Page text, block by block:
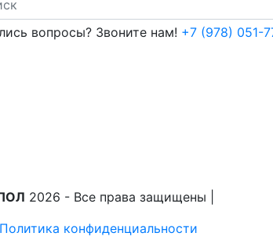
вопросы? Звоните нам! +7 (978) 051-
2026 - Все права защищены
Политика конфиденциальности